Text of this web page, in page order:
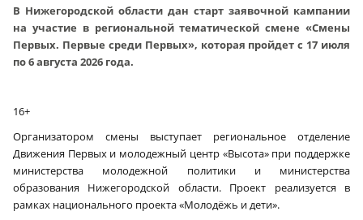
В Нижегородской области дан старт заявочной кампании
на участие в региональной тематической смене «Смены
Первых. Первые среди Первых», которая пройдет с 17 июля
по 6 августа 2026 года.
16+
Организатором смены выступает региональное отделение
Движения Первых и молодежный центр «Высота» при поддержке
министерства молодежной политики и министерства
образования Нижегородской области. Проект реализуется в
рамках национального проекта «Молодёжь и дети».